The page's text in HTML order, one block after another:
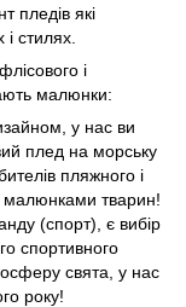
пледів які
стилях.
і
малюнки:
у нас ви
плед на морську
пляжного і
малюнками тварин!
(спорт), є вибір
спортивного
свята, у нас
року!